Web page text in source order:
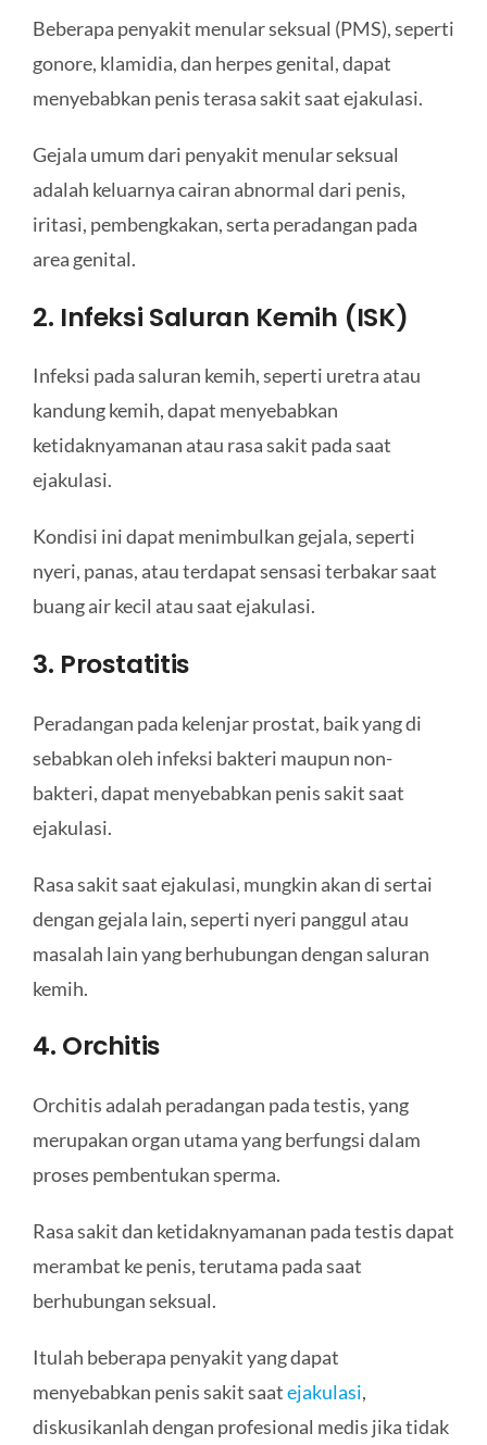
Beberapa penyakit menular seksual (PMS), seperti
gonore, klamidia, dan herpes genital, dapat
menyebabkan penis terasa sakit saat ejakulasi.
Gejala umum dari penyakit menular seksual
adalah keluarnya cairan abnormal dari penis,
iritasi, pembengkakan, serta peradangan pada
area genital.
2. Infeksi Saluran Kemih (ISK)
Infeksi pada saluran kemih, seperti uretra atau
kandung kemih, dapat menyebabkan
ketidaknyamanan atau rasa sakit pada saat
ejakulasi.
Kondisi ini dapat menimbulkan gejala, seperti
nyeri, panas, atau terdapat sensasi terbakar saat
buang air kecil atau saat ejakulasi.
3. Prostatitis
Peradangan pada kelenjar prostat, baik yang di
sebabkan oleh infeksi bakteri maupun non-
bakteri, dapat menyebabkan penis sakit saat
ejakulasi.
Rasa sakit saat ejakulasi, mungkin akan di sertai
dengan gejala lain, seperti nyeri panggul atau
masalah lain yang berhubungan dengan saluran
kemih.
4. Orchitis
Orchitis adalah peradangan pada testis, yang
merupakan organ utama yang berfungsi dalam
proses pembentukan sperma.
Rasa sakit dan ketidaknyamanan pada testis dapat
merambat ke penis, terutama pada saat
berhubungan seksual.
Itulah beberapa penyakit yang dapat
menyebabkan penis sakit saatejakulasi,
diskusikanlah dengan profesional medis jika tidak